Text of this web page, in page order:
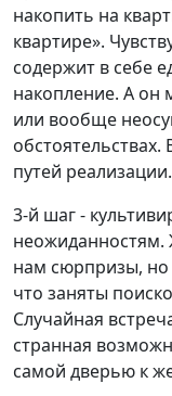
накопить на
квартире».
содержит в себе
накопление. А он
или вообще
путей реализации.
3-й шаг -
неожиданностям.
нам сюрпризы,
что заняты
Случайная
странная
самой дверью к